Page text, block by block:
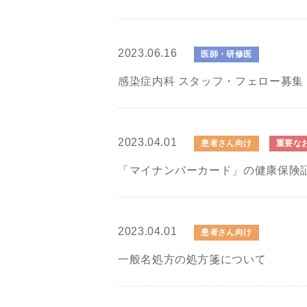
2023.06.16 医師・研修医
感染症内科 スタッフ・フェロー募集
2023.04.01 患者さん向け 重要な
「マイナンバーカード」の健康保険
2023.04.01 患者さん向け
一般名処方の処方箋について